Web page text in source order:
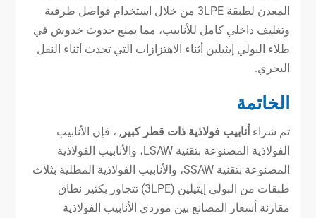
المعدن لطبقة 3LPE من خلال استخدام فواصل طرفية
وتغليف داخلي كامل للأنابيب، مما يمنع حدوث خدوش في
طلاء البولي إيثيلين أثناء الاهتزازات التي تحدث أثناء النقل
البحري.
الخاتمة
تم شراء أنابيب فولاذية ذات قطر كبير, ، فإن الأنابيب
الفولاذية المصنوعة بتقنية LSAW، والأنابيب الفولاذية
المصنوعة بتقنية SSAW، والأنابيب الفولاذية المطلية بثلاث
طبقات من البولي إيثيلين (3LPE) تتجاوز بكثير نطاق
مقارنة أسعار المصانع بين موردي الأنابيب الفولاذية